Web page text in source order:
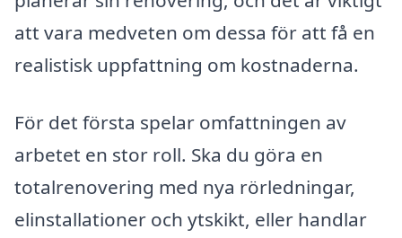
att vara medveten om dessa för att få en
realistisk uppfattning om kostnaderna.
För det första spelar omfattningen av
arbetet en stor roll. Ska du göra en
totalrenovering med nya rörledningar,
elinstallationer och ytskikt, eller handlar